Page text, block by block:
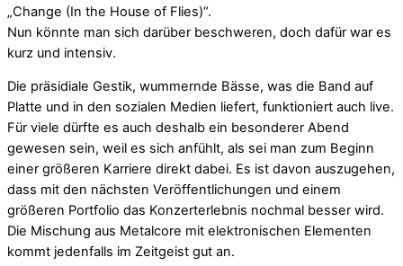
„Change (In the House of Flies)“.
Nun könnte man sich darüber beschweren, doch dafür war es
kurz und intensiv.
Die präsidiale Gestik, wummernde Bässe, was die Band auf
Platte und in den sozialen Medien liefert, funktioniert auch live.
Für viele dürfte es auch deshalb ein besonderer Abend
gewesen sein, weil es sich anfühlt, als sei man zum Beginn
einer größeren Karriere direkt dabei. Es ist davon auszugehen,
dass mit den nächsten Veröffentlichungen und einem
größeren Portfolio das Konzerterlebnis nochmal besser wird.
Die Mischung aus Metalcore mit elektronischen Elementen
kommt jedenfalls im Zeitgeist gut an.